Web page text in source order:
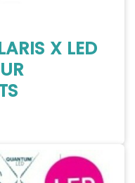
X LED